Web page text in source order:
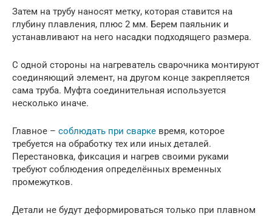
Затем на трубу наносят метку, которая ставится на
глубину плавления, плюс 2 мм. Берем паяльник и
устанавливают на него насадки подходящего размера.
С одной стороны на нагреватель сварочника монтируют
соединяющий элемент, на другом конце закрепляется
сама труба. Муфта соединительная используется
несколько иначе.
Главное – соблюдать при сварке время, которое
требуется на обработку тех или иных деталей.
Перестановка, фиксация и нагрев своими руками
требуют соблюдения определённых временных
промежутков.
Детали не будут деформироваться только при плавном